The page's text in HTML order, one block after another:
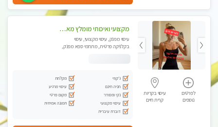
לפרטים
נוספים
עיסוי בקריות
קרית חיים
מקצועי ואיכותי מומלץ מאוד!! ממתינה לך שתגיע מעסה פרטית בוא ותבין מזה עיסוי מפנק … ❤️
עיסוי מפנק, עיסוי מקצועי, עיסוי
בקלניקה פרטית, מתחמי ספא מפנק,
ג'קוזי
מקלחת
חניה חינם
עיסוי מרגיע
נקי ומסודר
מקום פרטי
עיסוי מקצועי
תמונה אמיתית
דוברת עיברית